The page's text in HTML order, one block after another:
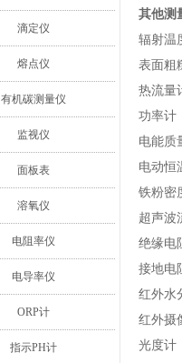
滴定仪
熔点仪
有机碳测量仪
监视仪
面板表
溶氧仪
电阻率仪
电导率仪
ORP计
指示PH计
其他测
辐射温
表面粗
热流量
功率计
电能质
电动恒
铁粉密
超声波
绝缘电
接地电
红外水
红外摄
光度计